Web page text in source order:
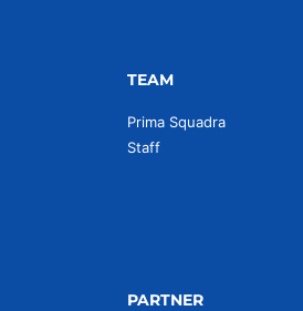
TEAM
Prima Squadra
Staff
PARTNER